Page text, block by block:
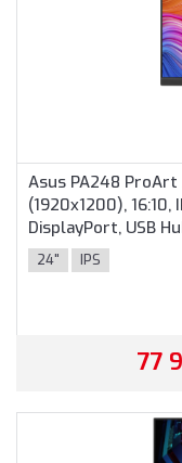
Asus PA248 ProArt
(1920x1200), 16:10,
DisplayPort, USB
24" IPS
77